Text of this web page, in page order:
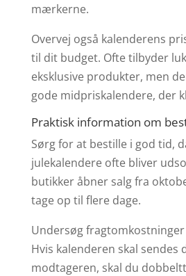
mærkerne.
Overvej også kalenderens
til dit budget. Ofte tilbyder
eksklusive produkter, men
gode midpriskalendere, der
Praktisk information om
Sørg for at bestille i god tid,
julekalendere ofte bliver
butikker åbner salg fra
tage op til flere dage.
Undersøg
Hvis kalenderen skal sendes
modtageren, skal du